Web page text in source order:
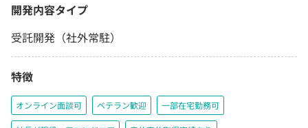
開発内容タイプ
受託開発（社外常駐）
特徴
オンライン面談可 ベテラン歓迎 一部在宅勤務可